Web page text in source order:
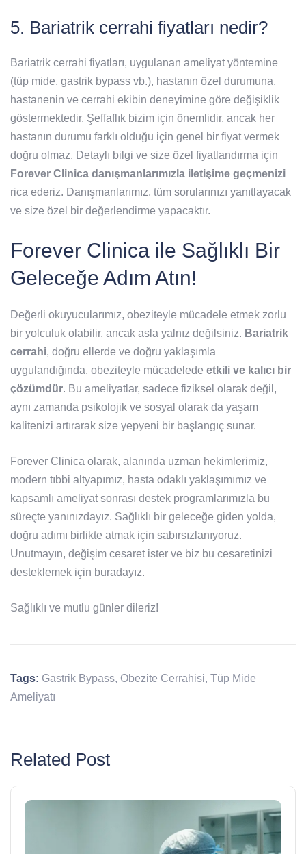
5. Bariatrik cerrahi fiyatları nedir?
Bariatrik cerrahi fiyatları, uygulanan ameliyat yöntemine
(tüp mide, gastrik bypass vb.), hastanın özel durumuna,
hastanenin ve cerrahi ekibin deneyimine göre değişiklik
göstermektedir. Şeffaflık bizim için önemlidir, ancak her
hastanın durumu farklı olduğu için genel bir fiyat vermek
doğru olmaz. Detaylı bilgi ve size özel fiyatlandırma için
Forever Clinica danışmanlarımızla iletişime geçmenizi
rica ederiz. Danışmanlarımız, tüm sorularınızı yanıtlayacak
ve size özel bir değerlendirme yapacaktır.
Forever Clinica ile Sağlıklı Bir
Geleceğe Adım Atın!
Değerli okuyucularımız, obeziteyle mücadele etmek zorlu
bir yolculuk olabilir, ancak asla yalnız değilsiniz. Bariatrik
cerrahi, doğru ellerde ve doğru yaklaşımla
uygulandığında, obeziteyle mücadelede etkili ve kalıcı bir
çözümdür. Bu ameliyatlar, sadece fiziksel olarak değil,
aynı zamanda psikolojik ve sosyal olarak da yaşam
kalitenizi artırarak size yepyeni bir başlangıç sunar.
Forever Clinica olarak, alanında uzman hekimlerimiz,
modern tıbbi altyapımız, hasta odaklı yaklaşımımız ve
kapsamlı ameliyat sonrası destek programlarımızla bu
süreçte yanınızdayız. Sağlıklı bir geleceğe giden yolda,
doğru adımı birlikte atmak için sabırsızlanıyoruz.
Unutmayın, değişim cesaret ister ve biz bu cesaretinizi
desteklemek için buradayız.
Sağlıklı ve mutlu günler dileriz!
Tags: Gastrik Bypass, Obezite Cerrahisi, Tüp Mide
Ameliyatı
Related Post